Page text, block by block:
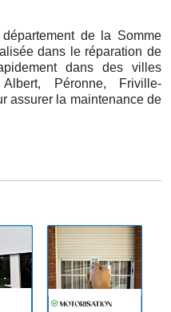
de la Somme
dans le réparation de
dans des villes
Péronne, Friville-
assurer la maintenance de